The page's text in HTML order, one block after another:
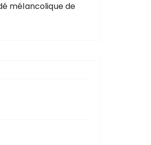
mélancolique de